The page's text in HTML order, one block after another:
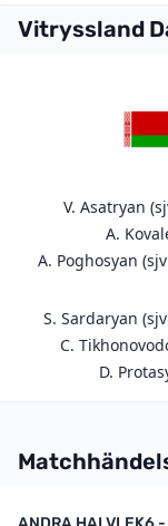
Vitryssland
V. Asatryan
A.
A. Poghosyan
S. Sardaryan
C.
D.